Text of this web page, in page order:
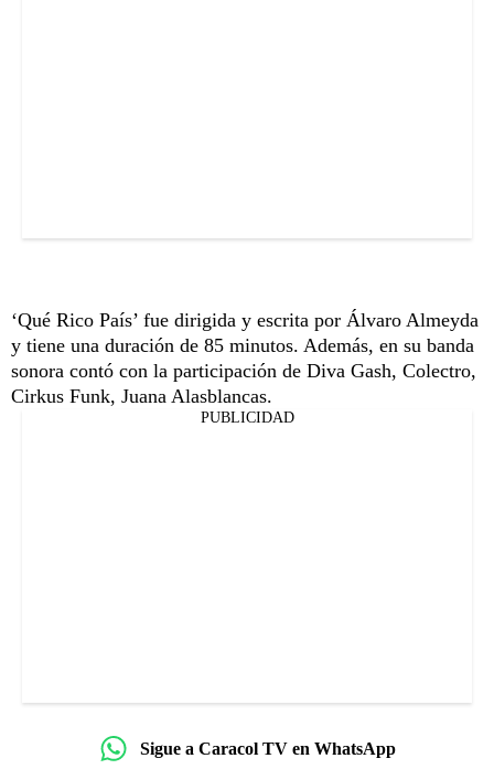
‘Qué Rico País’ fue dirigida y escrita por Álvaro Almeyda
y tiene una duración de 85 minutos. Además, en su banda
sonora contó con la participación de Diva Gash, Colectro,
Cirkus Funk, Juana Alasblancas.
PUBLICIDAD
Sigue a Caracol TV en WhatsApp